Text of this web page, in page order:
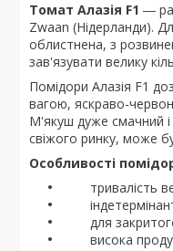
Томат Алазія F1 ―
Zwaan (Нідерланди).
облистнена, з
зав'язувати велику
Помідори Алазія F1
вагою, яскраво-
М'якуш дуже смачний
свіжого ринку, може
Особливості
тривалість
для закритого
висока